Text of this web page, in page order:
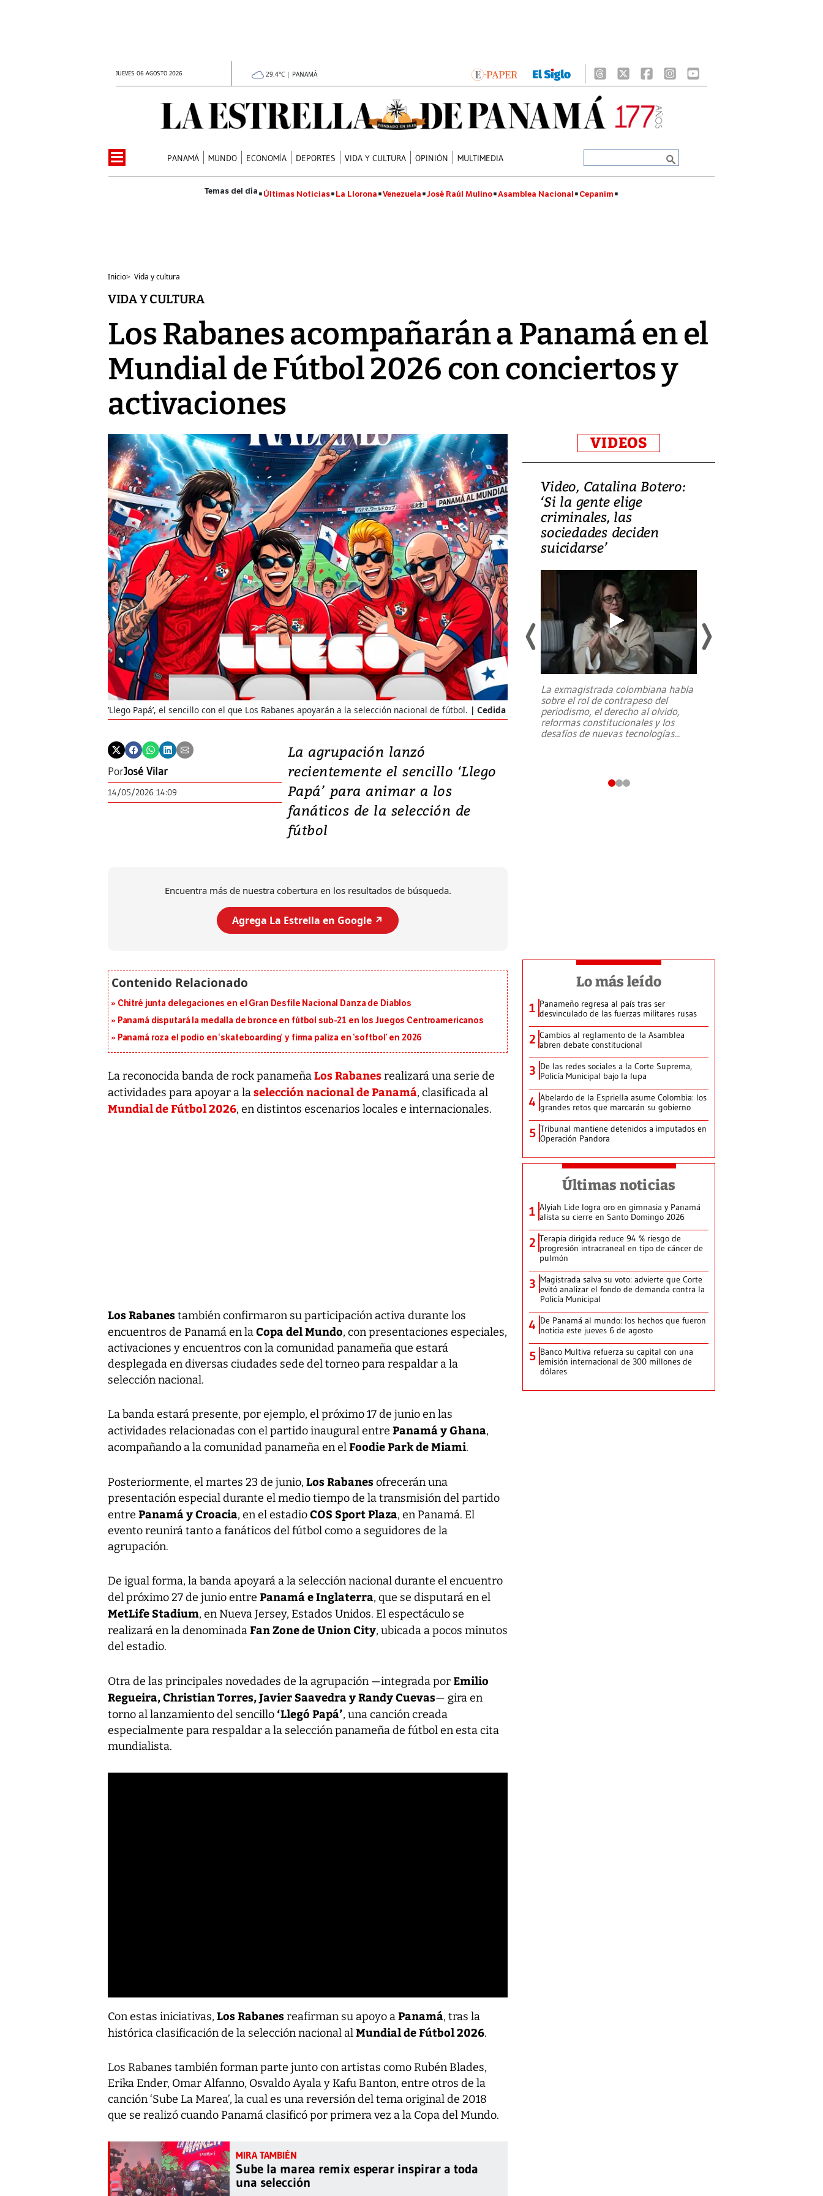
JUEVES 06 AGOSTO 2026 29.4°C | PANAMÁ
PANAMÁ MUNDO ECONOMÍA DEPORTES VIDA Y CULTURA OPINIÓN MULTIMEDIA
Últimas Noticias La Llorona Venezuela José Raúl Mulino Asamblea Nacional Cepanim
Inicio> Vida y cultura
VIDA Y CULTURA
Los Rabanes acompañarán a Panamá en el
Mundial de Fútbol 2026 con conciertos y
activaciones
’Llego Papá’, el sencillo con el que Los Rabanes apoyarán a la selección nacional de fútbol. Cedida
PorJosé Vilar
14/05/2026 14:09
La agrupación lanzó
recientemente el sencillo ‘Llego
Papá’ para animar a los
fanáticos de la selección de
fútbol
Encuentra más de nuestra cobertura en los resultados de búsqueda.
Agrega La Estrella en Google ↗️
Chitré junta delegaciones en el Gran Desfile Nacional Danza de Diablos
Panamá disputará la medalla de bronce en fútbol sub-21 en los Juegos Centroamericanos
Panamá roza el podio en ‘skateboarding’ y firma paliza en ‘softbol’ en 2026
La reconocida banda de rock panameñaLos Rabanesrealizará una serie de
actividades para apoyar a laselección nacional de Panamá, clasificada al
Mundial de Fútbol 2026, en distintos escenarios locales e internacionales.
Los Rabanestambién confirmaron su participación activa durante los
encuentros de Panamá en laCopa del Mundo, con presentaciones especiales,
activaciones y encuentros con la comunidad panameña que estará
desplegada en diversas ciudades sede del torneo para respaldar a la
selección nacional.
La banda estará presente, por ejemplo, el próximo 17 de junio en las
actividades relacionadas con el partido inaugural entre Panamá y Ghana,
acompañando a la comunidad panameña en elFoodie Park de Miami.
Posteriormente, el martes 23 de junio, Los Rabanesofrecerán una
presentación especial durante el medio tiempo de la transmisión del partido
entre Panamá y Croacia, en el estadioCOS Sport Plaza, en Panamá. El
evento reunirá tanto a fanáticos del fútbol como a seguidores de la
agrupación.
De igual forma, la banda apoyará a la selección nacional durante el encuentro
del próximo 27 de junio entre Panamá e Inglaterra, que se disputará en el
MetLife Stadium, en Nueva Jersey, Estados Unidos. El espectáculo se
realizará en la denominadaFan Zone de Union City, ubicada a pocos minutos
del estadio.
Otra de las principales novedades de la agrupación —integrada por Emilio
Regueira, Christian Torres, Javier Saavedra y Randy Cuevas— gira en
torno al lanzamiento del sencillo ‘Llegó Papá’, una canción creada
especialmente para respaldar a la selección panameña de fútbol en esta cita
mundialista.
Con estas iniciativas, Los Rabanesreafirman su apoyo aPanamá, tras la
histórica clasificación de la selección nacional alMundial de Fútbol 2026.
Los Rabanes también forman parte junto con artistas como Rubén Blades,
Erika Ender, Omar Alfanno, Osvaldo Ayala y Kafu Banton, entre otros de la
canción ‘Sube La Marea’, la cual es una reversión del tema original de 2018
que se realizó cuando Panamá clasificó por primera vez a la Copa del Mundo.
Sube la marea remix esperar inspirar a toda
una selección
VIDEOS
Video, Japón: Terremoto
deja heridos y graves
daños en Kumamoto
Un fuerte terremoto de magnitud
7,1 se registró este martes 28 de
julio en la prefectura de Kumamoto,
al sur de Japón, provocando una
emergencia de gran...
Video, Catalina Botero:
‘Si la gente elige
criminales, las
sociedades deciden
suicidarse’
La exmagistrada colombiana habla
sobre el rol de contrapeso del
periodismo, el derecho al olvido,
reformas constitucionales y los
desafíos de nuevas tecnologías...
Lo más leído
1 Panameño regresa al país tras ser
desvinculado de las fuerzas militares rusas
2 Cambios al reglamento de la Asamblea
abren debate constitucional
3 De las redes sociales a la Corte Suprema,
Policía Municipal bajo la lupa
4 Abelardo de la Espriella asume Colombia: los
grandes retos que marcarán su gobierno
5 Tribunal mantiene detenidos a imputados en
Operación Pandora
Últimas noticias
1 Alyiah Lide logra oro en gimnasia y Panamá
alista su cierre en Santo Domingo 2026
2 Terapia dirigida reduce 94 % riesgo de
progresión intracraneal en tipo de cáncer de
pulmón
3 Magistrada salva su voto: advierte que Corte
evitó analizar el fondo de demanda contra la
Policía Municipal
4 De Panamá al mundo: los hechos que fueron
noticia este jueves 6 de agosto
5 Banco Multiva refuerza su capital con una
emisión internacional de 300 millones de
dólares